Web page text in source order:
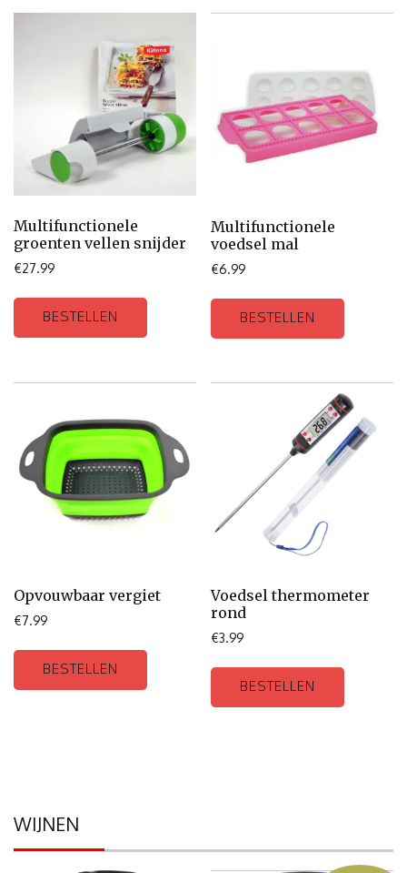
Multifunctionele
groenten vellen snijder
€27.99
BESTELLEN
Multifunctionele
voedsel mal
€6.99
BESTELLEN
Opvouwbaar vergiet
€7.99
BESTELLEN
Voedsel thermometer
rond
€3.99
BESTELLEN
WIJNEN